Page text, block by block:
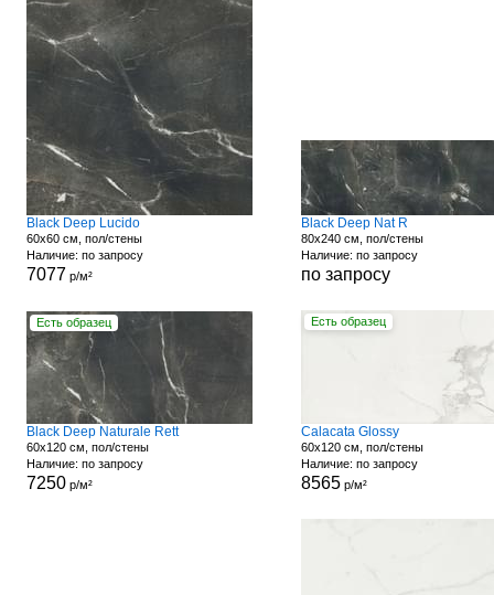
Black Deep Lucido
60x60 см, пол/стены
Наличие: по запросу
7077 р/м²
Black Deep Nat R
80x240 см, пол/стены
Наличие: по запросу
по запросу
Есть образец
Black Deep Naturale Rett
60x120 см, пол/стены
Наличие: по запросу
7250р/м²
Есть образец
Calacata Glossy
60x120 см, пол/стены
Наличие: по запросу
8565р/м²